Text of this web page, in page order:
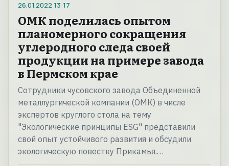
26.01.2022 13:17
ОМК поделилась опытом
планомерного сокращения
углеродного следа своей
продукции на примере завода
в Пермском крае
Сотрудники чусовского завода Объединенной
металлургической компании (ОМК) в числе
экспертов круглого стола на тему
"Экологические принципы ESG" представили
свой опыт устойчивого развития и обсудили
экологическую повестку Прикамья.…